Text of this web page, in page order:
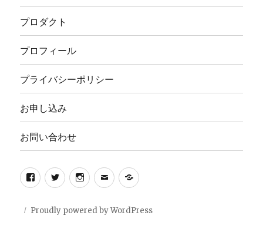
プロダクト
プロフィール
プライバシーポリシー
お申し込み
お問い合わせ
Facebook
TwitterInstagram
メ
ル
privacy
Proudly powered by WordPress